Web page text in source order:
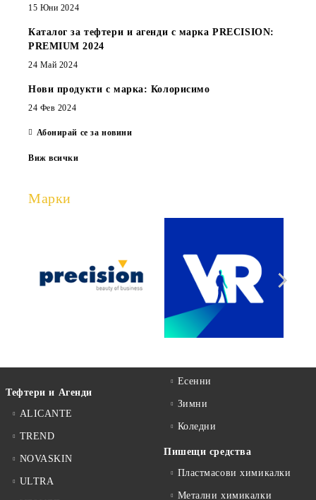
15 Юни 2024
Каталог за тефтери и агенди с марка PRECISION:
PREMIUM 2024
24 Май 2024
Нови продукти с марка: Колорисимо
24 Фев 2024
Абонирай се за новини
Виж всички
Марки
Тефтери и Агенди
ALICANTE
TREND
NOVASKIN
ULTRA
Есенни
Зимни
Коледни
Пишещи средства
Пластмасови химикалки
Метални химикалки